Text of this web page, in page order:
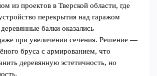
из проектов в Тверской области, где
перекрытия над гаражом
балки оказались
при увеличении сечения. Решение —
бруса с армированием, что
деревянную эстетичность, но